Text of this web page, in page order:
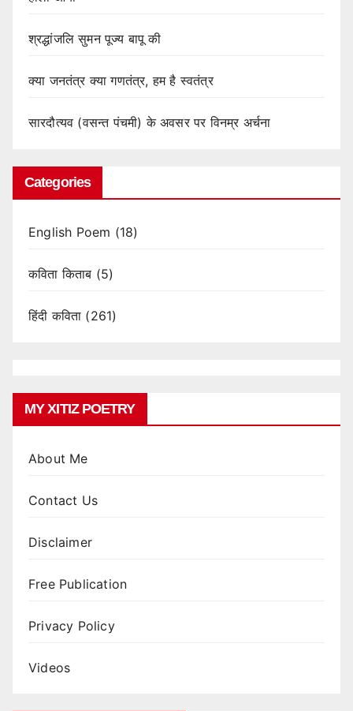
श्रद्धांजलि सुमन पूज्य बापू की
क्या जनतंत्र क्या गणतंत्र, हम है स्वतंत्र
सारदौत्यव (वसन्त पंचमी) के अवसर पर विनम्र अर्चना
Categories
English Poem (18)
कविता किताब (5)
हिंदी कविता (261)
MY XITIZ POETRY
About Me
Contact Us
Disclaimer
Free Publication
Privacy Policy
Videos